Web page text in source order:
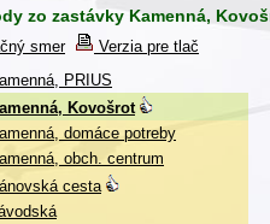
zo zastávky Kamenná,
smer
Verzia pre tlač
PRIUS
Kovošrot
domáce potreby
obch. centrum
cesta